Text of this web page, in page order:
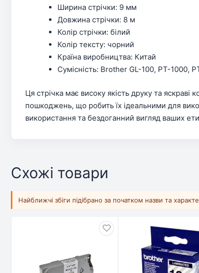
Ширина стрічки: 9 мм
Довжина стрічки: 8 м
Колір стрічки: білий
Колір тексту: чорний
Країна виробництва: Китай
Сумісність: Brother GL-100, PT-1000,
Ця стрічка має високу якість друку та
пошкоджень, що робить їх ідеальними для
використання та бездоганний вигляд ваших
Схожі товари
Найближчі збіги підібрано за початком назви та